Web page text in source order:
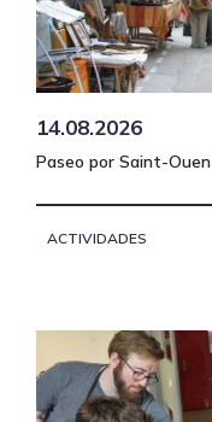
14.08.2026
Paseo por Saint-Ouen
ACTIVIDADES